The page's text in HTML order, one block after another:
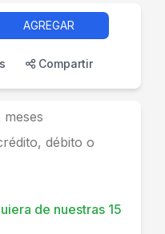
AGREGAR
Compartir
débito o
de nuestras 15